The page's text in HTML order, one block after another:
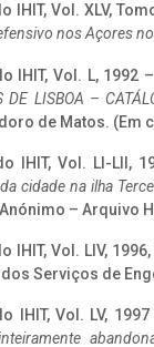
IHIT, Vol. XLV,
nos Açores
IHIT, Vol. L, 1992 –
DE LISBOA –
de Matos. (Em
IHIT, Vol. LI-LII,
cidade na ilha
– Arquivo
IHIT, Vol. LIV, 1996,
Serviços de
IHIT, Vol. LV,